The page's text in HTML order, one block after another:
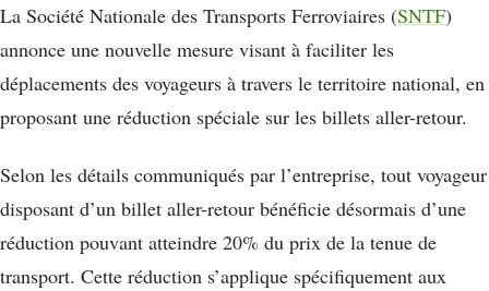
La Société Nationale des Transports Ferroviaires (SNTF)
annonce une nouvelle mesure visant à faciliter les
déplacements des voyageurs à travers le territoire national, en
proposant une réduction spéciale sur les billets aller-retour.
Selon les détails communiqués par l’entreprise, tout voyageur
disposant d’un billet aller-retour bénéficie désormais d’une
réduction pouvant atteindre 20% du prix de la tenue de
transport. Cette réduction s’applique spécifiquement aux